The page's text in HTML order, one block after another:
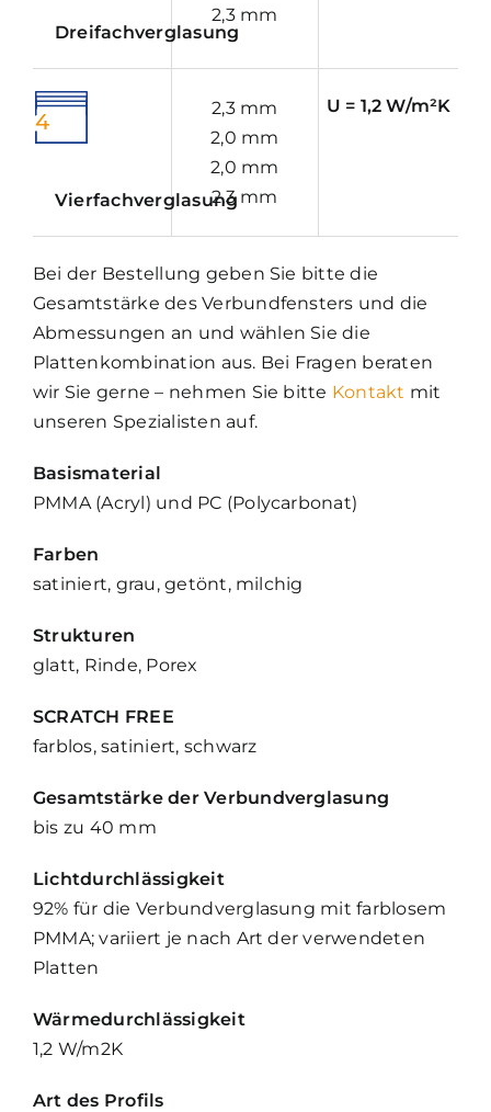
Dreifachverglasung
2,3 mm
Vierfachverglasung
2,3 mm
2,0 mm
2,0 mm
2,3 mm
U = 1,2 W/m²K
Bei der Bestellung geben Sie bitte die
Gesamtstärke des Verbundfensters und die
Abmessungen an und wählen Sie die
Plattenkombination aus. Bei Fragen beraten
wir Sie gerne – nehmen Sie bitte Kontakt mit
unseren Spezialisten auf.
Basismaterial
PMMA (Acryl) und PC (Polycarbonat)
Farben
satiniert, grau, getönt, milchig
Strukturen
glatt, Rinde, Porex
SCRATCH FREE
farblos, satiniert, schwarz
Gesamtstärke der Verbundverglasung
bis zu 40 mm
Lichtdurchlässigkeit
92% für die Verbundverglasung mit farblosem
PMMA; variiert je nach Art der verwendeten
Platten
Wärmedurchlässigkeit
1,2 W/m2K
Art des Profils